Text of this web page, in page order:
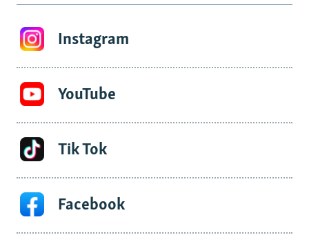
Instagram
YouTube
Tik Tok
Facebook